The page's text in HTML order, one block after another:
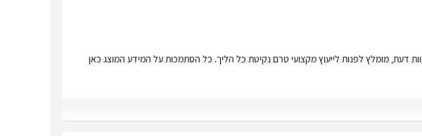
דעת, מומלץ לפנות לייעוץ מקצועי טרם נקיטת כל הליך. כל הסתמכות על המידע המוצג כאן